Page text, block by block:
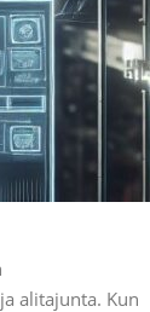
alitajunta. Kun